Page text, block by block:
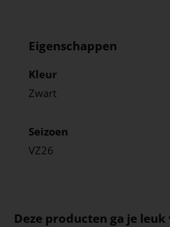
Eigenschappen
Kleur
Zwart
Seizoen
VZ26
Deze producten ga je leuk